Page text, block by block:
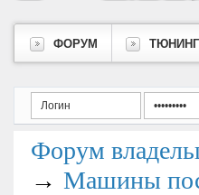
ФОРУМ ТЮНИНГ
Форум
→ Машины